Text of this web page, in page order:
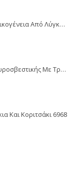
Playmobil Εικονολήπτης Και Οικογένεια Από Λύγκες 5561
Playmobil City Action Όχημα Πυροσβεστικής Με Τροχαλία Ρυμούλκησης 9466
Και Κοριτσάκι 6968